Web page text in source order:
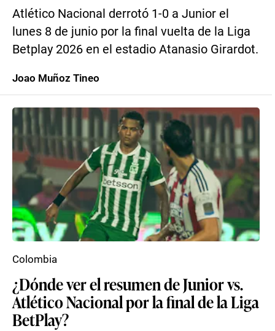
Atlético Nacional derrotó 1-0 a Junior el
lunes 8 de junio por la final vuelta de la Liga
Betplay 2026 en el estadio Atanasio Girardot.
Joao Muñoz Tineo
¿Dónde ver el resumen de Junior vs.
Atlético Nacional por la final de la Liga
BetPlay?
Colombia